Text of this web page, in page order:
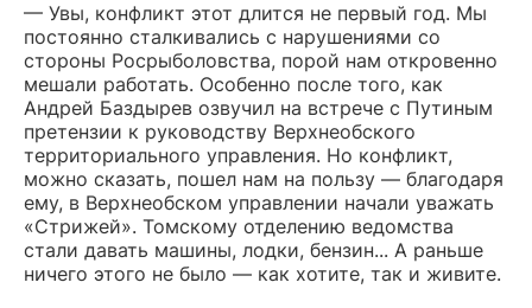
— Увы, конфликт этот длится не первый год. Мы
постоянно сталкивались с нарушениями со
стороны Росрыболовства, порой нам откровенно
мешали работать. Особенно после того, как
Андрей Баздырев озвучил на встрече с Путиным
претензии к руководству Верхнеобского
территориального управления. Но конфликт,
можно сказать, пошел нам на пользу — благодаря
ему, в Верхнеобском управлении начали уважать
«Стрижей». Томскому отделению ведомства
стали давать машины, лодки, бензин... А раньше
ничего этого не было — как хотите, так и живите.